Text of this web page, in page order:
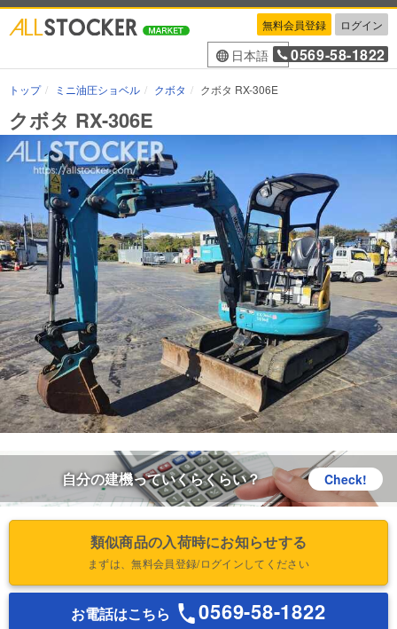
無料会員登録 ログイン
日本語 0569-58-1822
トップ ミニ油圧ショベル クボタ クボタ RX-306E
クボタ RX-306E
自分の建機っていくらくらい？ Check!
類似商品の入荷時にお知らせする
まずは、無料会員登録/ログインしてください
お電話はこちら 0569-58-1822